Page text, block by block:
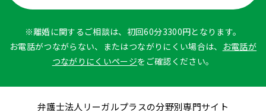
※離婚に関するご相談は、初回60分3300円となります。
お電話がつながらない、またはつながりにくい場合は、
お電話が
つながりにくいページをご確認ください。
弁護士法人リーガルプラスの分野別専門サイト